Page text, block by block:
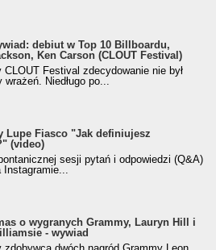
debiut w Top 10 Billboardu,
Ken Carson (CLOUT Festival)
CLOUT Festival zdecydowanie nie był
wrażeń. Niedługo po...
Lupe Fiasco "Jak definiujesz
(video)
sesji pytań i odpowiedzi (Q&A)
Instagramie...
o wygranych Grammy, Lauryn Hill i
- wywiad